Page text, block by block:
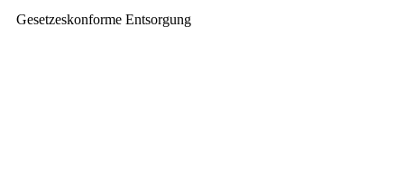
Gesetzeskonforme Entsorgung